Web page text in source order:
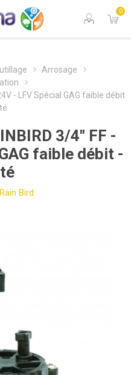
0
Arrosage
- LFV Spécial GAG faible débit
3/4" FF -
faible débit -
Rain Bird